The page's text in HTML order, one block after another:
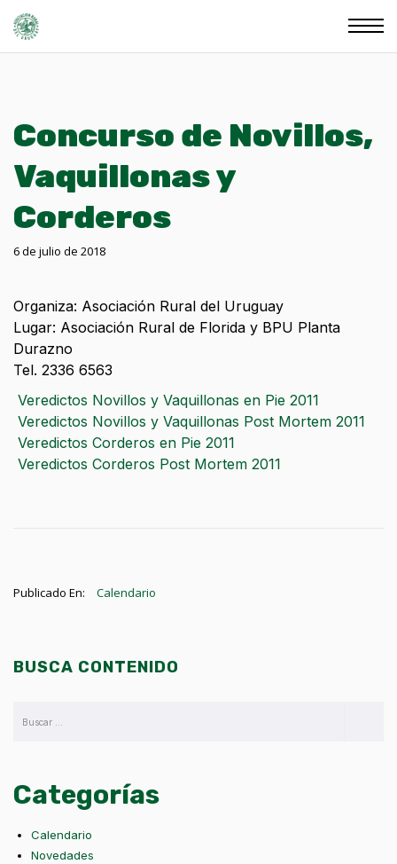
Concurso de Novillos,
Vaquillonas y
Corderos
6 de julio de 2018
Organiza: Asociación Rural del Uruguay
Lugar: Asociación Rural de Florida y BPU Planta
Durazno
Tel. 2336 6563
Veredictos Novillos y Vaquillonas en Pie 2011
Veredictos Novillos y Vaquillonas Post Mortem 2011
Veredictos Corderos en Pie 2011
Veredictos Corderos Post Mortem 2011
Publicado En: Calendario
BUSCA CONTENIDO
Categorías
Calendario
Novedades